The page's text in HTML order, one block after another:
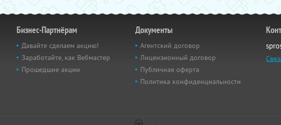
Бизнес-Партнёрам
Давайте сделаем акцию!
Заработайте, как Вебмастер
Прошедшие акции
Документы
Агентский договор
Лицензионный договор
Публичная оферта
Политика конфиденциальности